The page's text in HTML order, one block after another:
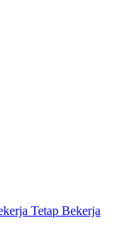
Tetap Bekerja